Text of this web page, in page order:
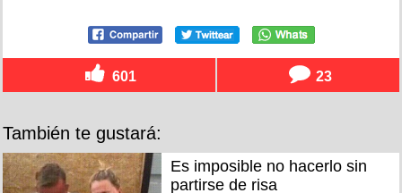
601 23
También te gustará:
Es imposible no hacerlo sin
partirse de risa